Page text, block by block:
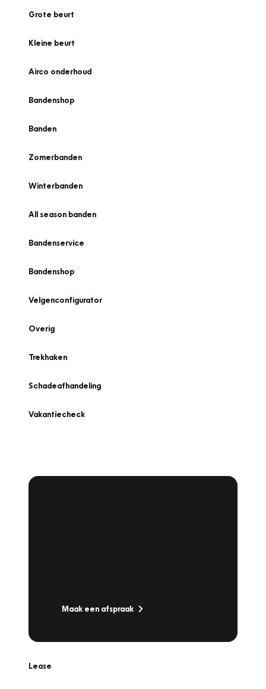
Grote beurt
Kleine beurt
Airco onderhoud
Bandenshop
Banden
Zomerbanden
Winterbanden
All season banden
Bandenservice
Bandenshop
Velgenconfigurator
Overig
Trekhaken
Schadeafhandeling
Vakantiecheck
Maak een afspraak
Lease